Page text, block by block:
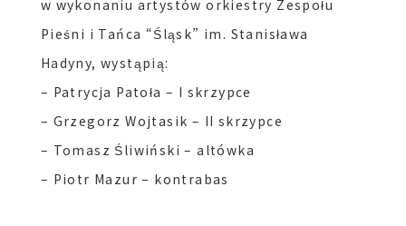
w wykonaniu artystów orkiestry Zespołu
Pieśni i Tańca “Śląsk” im. Stanisława
Hadyny, wystąpią:
– Patrycja Patoła – I skrzypce
– Grzegorz Wojtasik – II skrzypce
– Tomasz Śliwiński – altówka
– Piotr Mazur – kontrabas